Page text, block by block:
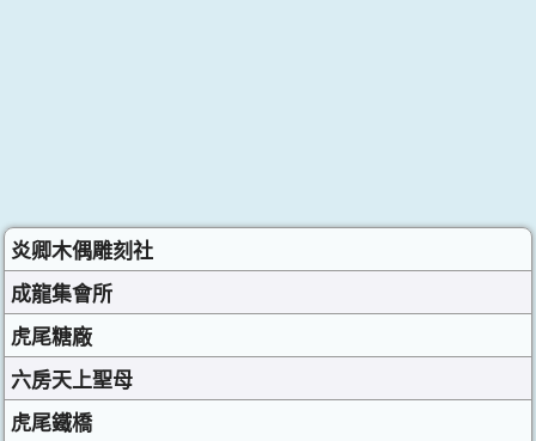
炎卿木偶雕刻社
成龍集會所
虎尾糖廠
六房天上聖母
虎尾鐵橋